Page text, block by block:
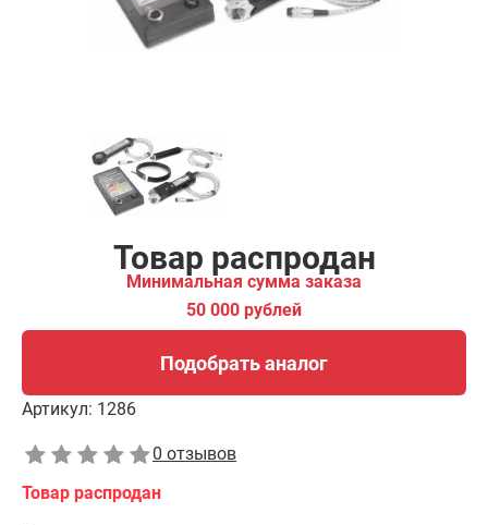
Товар распродан
Минимальная сумма заказа
50 000 рублей
Подобрать аналог
Артикул: 1286
0 отзывов
Товар распродан
Подобрать аналог